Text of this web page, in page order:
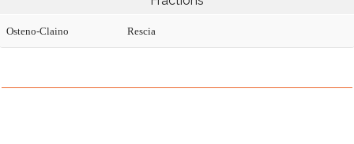
Osteno-Claino Rescia